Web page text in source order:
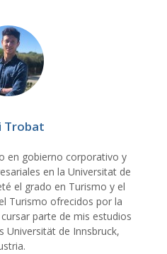
Trobat
en gobierno corporativo y
en la Universitat de
el grado en Turismo y el
Turismo ofrecidos por la
parte de mis estudios
Universität de Innsbruck,